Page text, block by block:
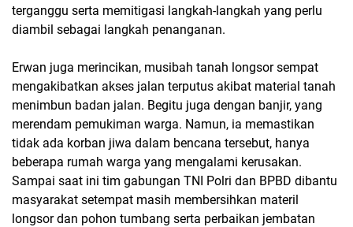
terganggu serta memitigasi langkah-langkah yang perlu
diambil sebagai langkah penanganan.
Erwan juga merincikan, musibah tanah longsor sempat
mengakibatkan akses jalan terputus akibat material tanah
menimbun badan jalan. Begitu juga dengan banjir, yang
merendam pemukiman warga. Namun, ia memastikan
tidak ada korban jiwa dalam bencana tersebut, hanya
beberapa rumah warga yang mengalami kerusakan.
Sampai saat ini tim gabungan TNI Polri dan BPBD dibantu
masyarakat setempat masih membersihkan materil
longsor dan pohon tumbang serta perbaikan jembatan